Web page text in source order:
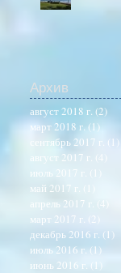
Архив
август 2018 г.(2)
март 2018 г.(1)
сентябрь 2017 г. (1)
август 2017 г. (4)
июль 2017 г. (1)
май 2017 г. (1)
апрель 2017 г. (4)
март 2017 г. (2)
декабрь 2016 г. (1)
июль 2016 г.(1)
июнь 2016 г. (1)